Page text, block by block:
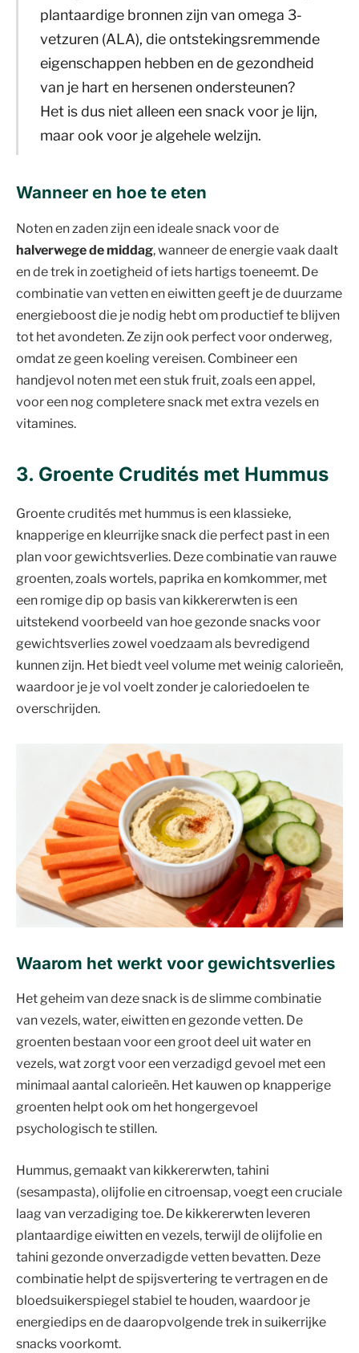
plantaardige bronnen zijn van omega 3-
vetzuren (ALA), die ontstekingsremmende
eigenschappen hebben en de gezondheid
van je hart en hersenen ondersteunen?
Het is dus niet alleen een snack voor je lijn,
maar ook voor je algehele welzijn.
Wanneer en hoe te eten
Noten en zaden zijn een ideale snack voor de
halverwege de middag, wanneer de energie vaak daalt
en de trek in zoetigheid of iets hartigs toeneemt. De
combinatie van vetten en eiwitten geeft je de duurzame
energieboost die je nodig hebt om productief te blijven
tot het avondeten. Ze zijn ook perfect voor onderweg,
omdat ze geen koeling vereisen. Combineer een
handjevol noten met een stuk fruit, zoals een appel,
voor een nog completere snack met extra vezels en
vitamines.
3. Groente Crudités met Hummus
Groente crudités met hummus is een klassieke,
knapperige en kleurrijke snack die perfect past in een
plan voor gewichtsverlies. Deze combinatie van rauwe
groenten, zoals wortels, paprika en komkommer, met
een romige dip op basis van kikkererwten is een
uitstekend voorbeeld van hoe gezonde snacks voor
gewichtsverlies zowel voedzaam als bevredigend
kunnen zijn. Het biedt veel volume met weinig calorieën,
waardoor je je vol voelt zonder je caloriedoelen te
overschrijden.
Waarom het werkt voor gewichtsverlies
Het geheim van deze snack is de slimme combinatie
van vezels, water, eiwitten en gezonde vetten. De
groenten bestaan voor een groot deel uit water en
vezels, wat zorgt voor een verzadigd gevoel met een
minimaal aantal calorieën. Het kauwen op knapperige
groenten helpt ook om het hongergevoel
psychologisch te stillen.
Hummus, gemaakt van kikkererwten, tahini
(sesampasta), olijfolie en citroensap, voegt een cruciale
laag van verzadiging toe. De kikkererwten leveren
plantaardige eiwitten en vezels, terwijl de olijfolie en
tahini gezonde onverzadigde vetten bevatten. Deze
combinatie helpt de spijsvertering te vertragen en de
bloedsuikerspiegel stabiel te houden, waardoor je
energiedips en de daaropvolgende trek in suikerrijke
snacks voorkomt.